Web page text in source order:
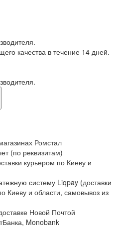
качества в течение 14 дней.
Ромстал
(по реквизитам)
курьером по Киеву и
систему Liqpay (доставки
Киеву и области, самовывоз из
Новой Почтой
Monobank